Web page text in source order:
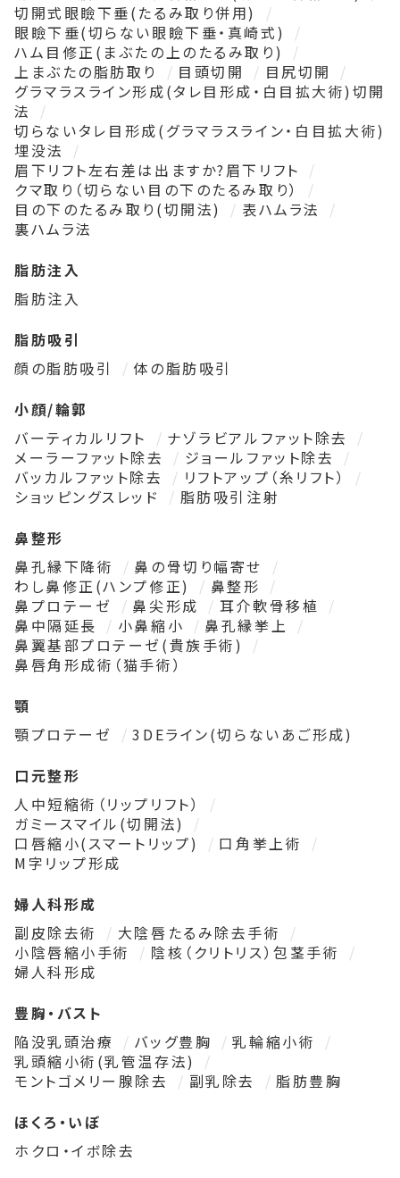
切開式眼瞼下垂(たるみ取り併用)
眼瞼下垂(切らない眼瞼下垂・真崎式)
ハム目修正(まぶたの上のたるみ取り)
上まぶたの脂肪取り
目頭切開
目尻切開
グラマラスライン形成(タレ目形成・白目拡大術)切開
法
切らないタレ目形成(グラマラスライン・白目拡大術)
埋没法
眉下リフト左右差は出ますか?眉下リフト
クマ取り（切らない目の下のたるみ取り）
目の下のたるみ取り(切開法)
表ハムラ法
裏ハムラ法
脂肪注入
脂肪注入
脂肪吸引
顔の脂肪吸引
体の脂肪吸引
小顔/輪郭
バーティカルリフト
ナゾラビアルファット除去
メーラーファット除去
ジョールファット除去
バッカルファット除去
リフトアップ（糸リフト）
ショッピングスレッド
脂肪吸引注射
鼻整形
鼻孔縁下降術
鼻の骨切り幅寄せ
わし鼻修正(ハンプ修正)
鼻整形
鼻プロテーゼ
鼻尖形成
耳介軟骨移植
鼻中隔延長
小鼻縮小
鼻孔縁挙上
鼻翼基部プロテーゼ(貴族手術)
鼻唇角形成術（猫手術）
顎
顎プロテーゼ
3DEライン(切らないあご形成)
口元整形
人中短縮術（リップリフト）
ガミースマイル(切開法)
口唇縮小(スマートリップ)
口角挙上術
M字リップ形成
婦人科形成
副皮除去術
大陰唇たるみ除去手術
小陰唇縮小手術
陰核（クリトリス）包茎手術
婦人科形成
豊胸・バスト
陥没乳頭治療
バッグ豊胸
乳輪縮小術
乳頭縮小術(乳管温存法)
モントゴメリー腺除去
副乳除去
脂肪豊胸
ほくろ・いぼ
ホクロ・イボ除去